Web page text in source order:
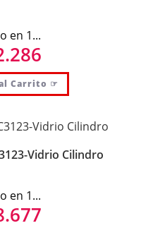
en 1...
Carrito ☞
Vidrio Cilindro
en 1...